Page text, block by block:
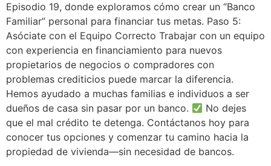
Episodio 19, donde exploramos cómo crear un “Banco
Familiar” personal para financiar tus metas. Paso 5:
Asóciate con el Equipo Correcto Trabajar con un equipo
con experiencia en financiamiento para nuevos
propietarios de negocios o compradores con
problemas crediticios puede marcar la diferencia.
Hemos ayudado a muchas familias e individuos a ser
dueños de casa sin pasar por un banco.
No dejes
que el mal crédito te detenga. Contáctanos hoy para
conocer tus opciones y comenzar tu camino hacia la
propiedad de vivienda—sin necesidad de bancos.